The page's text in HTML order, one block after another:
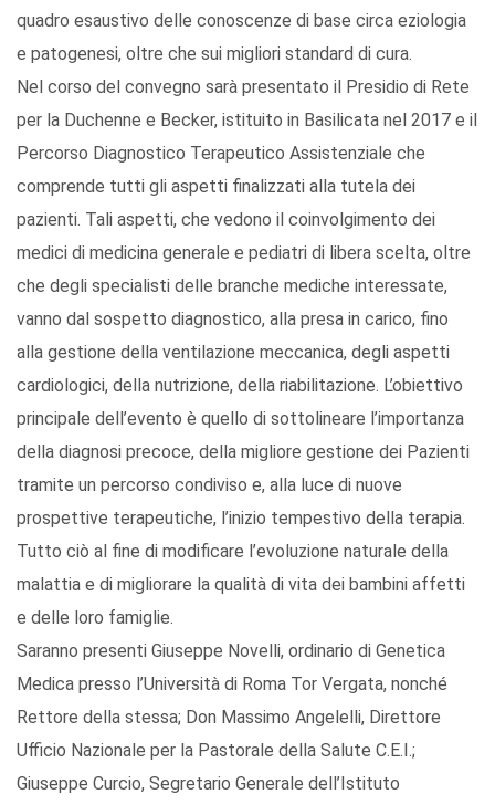
quadro esaustivo delle conoscenze di base circa eziologia
e patogenesi, oltre che sui migliori standard di cura.
Nel corso del convegno sarà presentato il Presidio di Rete
per la Duchenne e Becker, istituito in Basilicata nel 2017 e il
Percorso Diagnostico Terapeutico Assistenziale che
comprende tutti gli aspetti finalizzati alla tutela dei
pazienti. Tali aspetti, che vedono il coinvolgimento dei
medici di medicina generale e pediatri di libera scelta, oltre
che degli specialisti delle branche mediche interessate,
vanno dal sospetto diagnostico, alla presa in carico, fino
alla gestione della ventilazione meccanica, degli aspetti
cardiologici, della nutrizione, della riabilitazione. L’obiettivo
principale dell’evento è quello di sottolineare l’importanza
della diagnosi precoce, della migliore gestione dei Pazienti
tramite un percorso condiviso e, alla luce di nuove
prospettive terapeutiche, l’inizio tempestivo della terapia.
Tutto ciò al fine di modificare l’evoluzione naturale della
malattia e di migliorare la qualità di vita dei bambini affetti
e delle loro famiglie.
Saranno presenti Giuseppe Novelli, ordinario di Genetica
Medica presso l’Università di Roma Tor Vergata, nonché
Rettore della stessa; Don Massimo Angelelli, Direttore
Ufficio Nazionale per la Pastorale della Salute C.E.I.;
Giuseppe Curcio, Segretario Generale dell’Istituto